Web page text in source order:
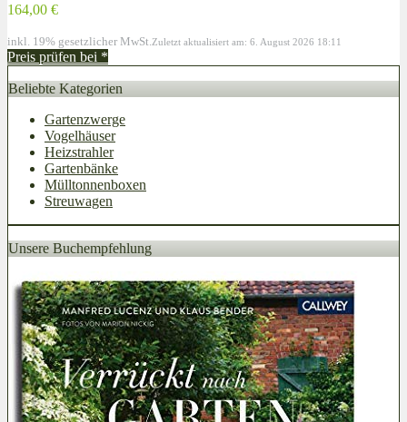
164,00 €
inkl. 19% gesetzlicher MwSt. Zuletzt aktualisiert am: 6. August 2026 18:11
Preis prüfen bei *
Beliebte Kategorien
Gartenzwerge
Vogelhäuser
Heizstrahler
Gartenbänke
Mülltonnenboxen
Streuwagen
Unsere Buchempfehlung